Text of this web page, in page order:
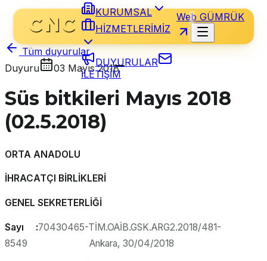
KURUMSAL
HİZMETLERİMİZ
DUYURULAR
İLETİŞİM
Web GÜMRÜK
Tüm duyurular
Duyuru
03 Mayıs 2018
Süs bitkileri Mayıs 2018
(02.5.2018)
ORTA ANADOLU
İHRACATÇI BİRLİKLERİ
GENEL SEKRETERLİĞİ
Sayı :70430465-TİM.OAİB.GSK.ARG2.2018/481-
8549 Ankara, 30/04/2018